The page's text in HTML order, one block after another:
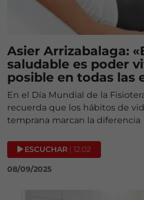
Asier Arrizabalaga:
saludable es poder
posible en todas las
En el Día Mundial de la
recuerda que los hábitos de
temprana marcan la diferencia
ESCUCHAR | 12:02
08/09/2025